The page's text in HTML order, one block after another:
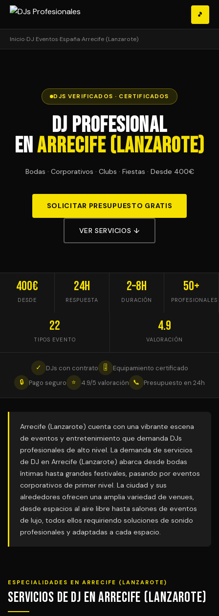
🎵
Inicio›DJ Eventos›España›Arrecife (Lanzarote)
DJS VERIFICADOS · CERTIFICADOS
DJ Profesional
enArrecife (Lanzarote)
Bodas · Corporativos · Clubs · Fiestas · Desde 400€
SOLICITAR PRESUPUESTO GRATIS
VER SERVICIOS ↓
400€
DESDE
24h
RESPUESTA
2–8h
DURACIÓN
50+
PROFESIONALES
22
TIPOS EVENTO
4.9
VALORACIÓN
✓ DJs con contrato 🎚
Equipamiento certificado
🔒
Pago seguro ⭐ 4.9/5 valoración 📞 Presupuesto en 24h
Arrecife (Lanzarote) cuenta con una vibrante escena
de eventos y entretenimiento que demanda DJs
profesionales de alto nivel. La demanda de servicios
de DJ en Arrecife (Lanzarote) abarca desde bodas
íntimas hasta grandes festivales, pasando por eventos
corporativos de primer nivel. La ciudad y sus
alrededores ofrecen una amplia variedad de venues,
desde espacios al aire libre hasta salones de eventos
de lujo, todos ellos requiriendo soluciones de sonido
profesionales y adaptadas a cada espacio.
ESPECIALIDADES EN ARRECIFE (LANZAROTE)
Servicios de DJ en Arrecife (Lanzarote)